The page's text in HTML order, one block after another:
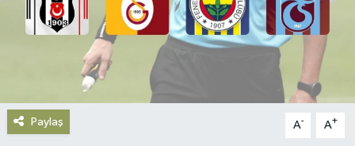
Paylaş A- A+
Podcast
Politika
Sağlık